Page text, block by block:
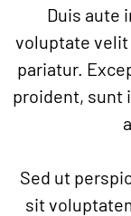
Duis aute
voluptate velit
pariatur.
proident, sunt
Sed ut
sit